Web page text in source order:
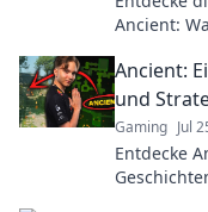
Ancient:
Ancient:
und
Gaming Jul
Entdecke